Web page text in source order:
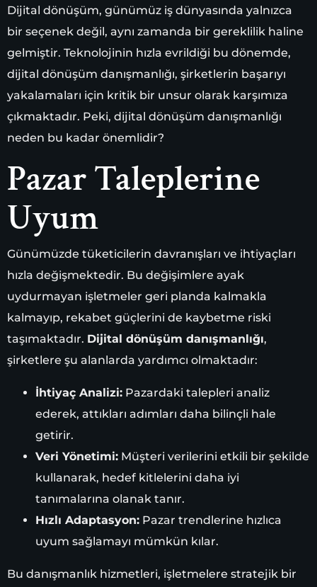
Dijital dönüşüm, günümüz iş dünyasında yalnızca
bir seçenek değil, aynı zamanda bir gereklilik haline
gelmiştir. Teknolojinin hızla evrildiği bu dönemde,
dijital dönüşüm danışmanlığı, şirketlerin başarıyı
yakalamaları için kritik bir unsur olarak karşımıza
çıkmaktadır. Peki, dijital dönüşüm danışmanlığı
neden bu kadar önemlidir?
Pazar Taleplerine
Uyum
Günümüzde tüketicilerin davranışları ve ihtiyaçları
hızla değişmektedir. Bu değişimlere ayak
uydurmayan işletmeler geri planda kalmakla
kalmayıp, rekabet güçlerini de kaybetme riski
taşımaktadır. Dijital dönüşüm danışmanlığı,
şirketlere şu alanlarda yardımcı olmaktadır:
İhtiyaç Analizi: Pazardaki talepleri analiz
ederek, attıkları adımları daha bilinçli hale
getirir.
Veri Yönetimi: Müşteri verilerini etkili bir şekilde
kullanarak, hedef kitlelerini daha iyi
tanımalarına olanak tanır.
Hızlı Adaptasyon: Pazar trendlerine hızlıca
uyum sağlamayı mümkün kılar.
Bu danışmanlık hizmetleri, işletmelere stratejik bir